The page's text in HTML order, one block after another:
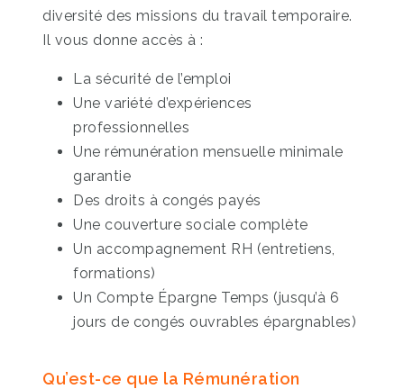
diversité des missions du travail temporaire.
Il vous donne accès à :
La sécurité de l’emploi
Une variété d’expériences
professionnelles
Une rémunération mensuelle minimale
garantie
Des droits à congés payés
Une couverture sociale complète
Un accompagnement RH (entretiens,
formations)
Un Compte Épargne Temps (jusqu’à 6
jours de congés ouvrables épargnables)
Qu’est-ce que la Rémunération